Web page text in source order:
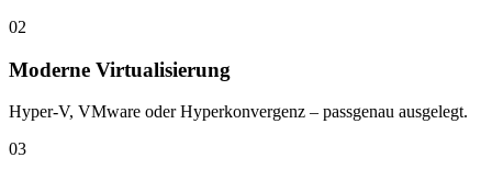
02
Moderne Virtualisierung
Hyper-V, VMware oder Hyperkonvergenz – passgenau ausgelegt.
03